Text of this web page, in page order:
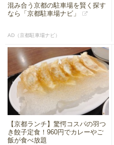
混み合う京都の駐車場を賢く探す
なら「京都駐車場ナビ」
AD（京都駐車場ナビ）
【京都ランチ】驚愕コスパの羽つ
き餃子定食！960円でカレーやご
飯が食べ放題